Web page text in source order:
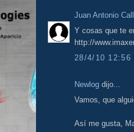
Juan Antonio
Y cosas que te
http://
28/4/10 12:56
Newlog dijo...
Vamos, que
Así me gusta,